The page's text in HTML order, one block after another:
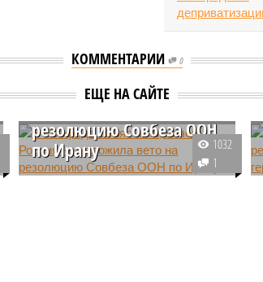
КОММЕНТАРИИ 0
ЕЩЕ НА САЙТЕ
В Совфеде объяснили,
почему Россия не
наложила вето на
резолюцию Совбеза ООН
по Ирану
Россия решила воздержаться от
1032
1